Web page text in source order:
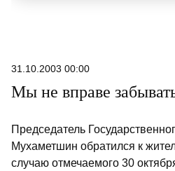
31.10.2003 00:00
Мы не вправе
Председатель
Мухаметшин обратился к
случаю отмечаемого 30